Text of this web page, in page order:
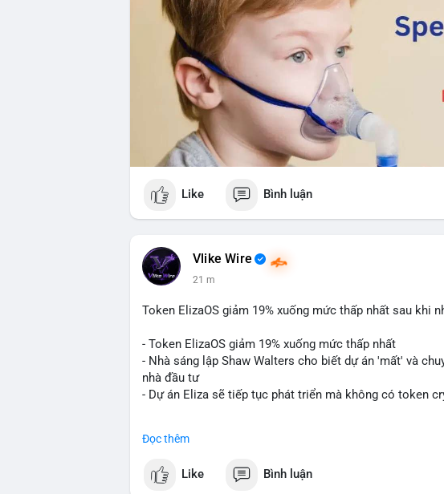
Like Bình luận
Vlike Wire
21 m
Token ElizaOS giảm 19% xuống mức thấp nhất sau khi
- Token ElizaOS giảm 19% xuống mức thấp nhất
- Nhà sáng lập Shaw Walters cho biết dự án 'mất' và
nhà đầu tư
- Dự án Eliza sẽ tiếp tục phát triển mà không có token
Đọc thêm
Like Bình luận